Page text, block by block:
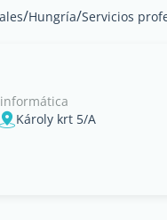
/Hungría/Servicios
Károly krt 5/A